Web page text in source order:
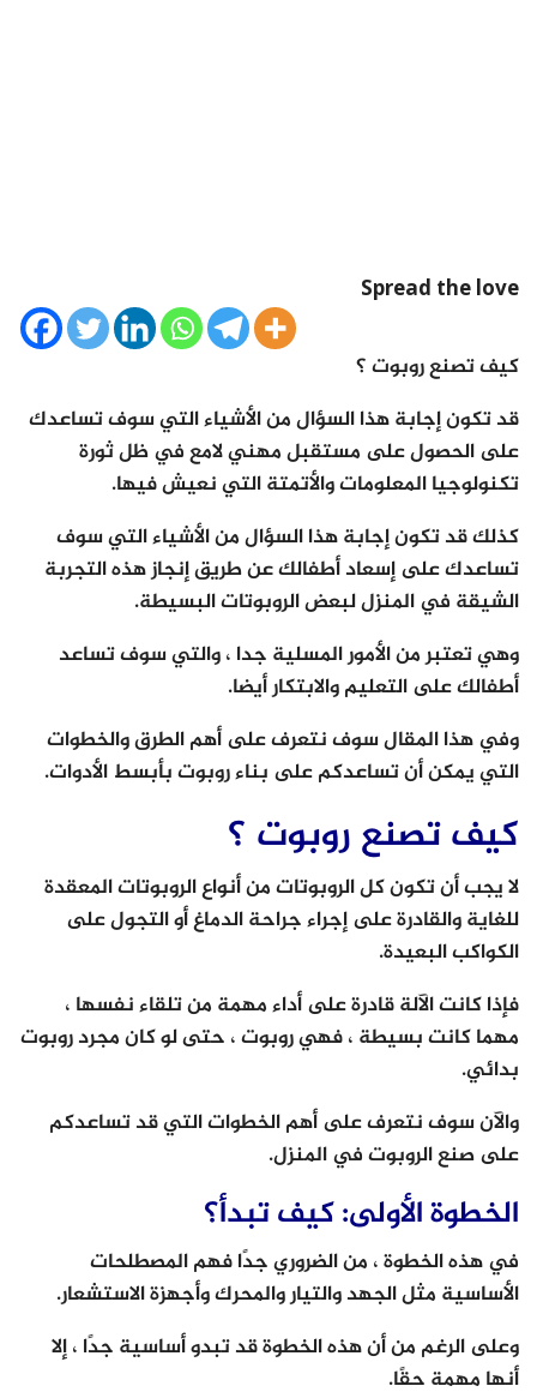
Spread the love
كيف تصنع روبوت ؟
قد تكون إجابة هذا السؤال من الأشياء التي سوف تساعدك
على الحصول على مستقبل مهني لامع في ظل ثورة
تكنولوجيا المعلومات والأتمتة التي نعيش فيها.
كذلك قد تكون إجابة هذا السؤال من الأشياء التي سوف
تساعدك على إسعاد أطفالك عن طريق إنجاز هذه التجربة
الشيقة في المنزل لبعض الروبوتات البسيطة.
وهي تعتبر من الأمور المسلية جدا ، والتي سوف تساعد
أطفالك على التعليم والابتكار أيضا.
وفي هذا المقال سوف نتعرف على أهم الطرق والخطوات
التي يمكن أن تساعدكم على بناء روبوت بأبسط الأدوات.
كيف تصنع روبوت ؟
لا يجب أن تكون كل الروبوتات من أنواع الروبوتات المعقدة
للغاية والقادرة على إجراء جراحة الدماغ أو التجول على
الكواكب البعيدة.
فإذا كانت الآلة قادرة على أداء مهمة من تلقاء نفسها ،
مهما كانت بسيطة ، فهي روبوت ، حتى لو كان مجرد روبوت
بدائي.
والآن سوف نتعرف على أهم الخطوات التي قد تساعدكم
على صنع الروبوت في المنزل.
الخطوة الأولى: كيف تبدأ؟
في هذه الخطوة ، من الضروري جدًا فهم المصطلحات
الأساسية مثل الجهد والتيار والمحرك وأجهزة الاستشعار.
وعلى الرغم من أن هذه الخطوة قد تبدو أساسية جدًا ، إلا
أنها مهمة حقًا.